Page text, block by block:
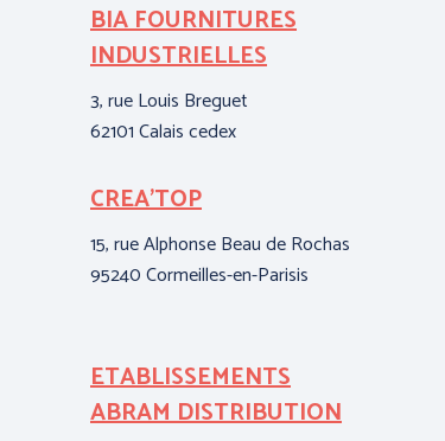
BIA FOURNITURES
INDUSTRIELLES
3, rue Louis Breguet
62101 Calais cedex
CREA'TOP
15, rue Alphonse Beau de Rochas
95240 Cormeilles-en-Parisis
ETABLISSEMENTS
ABRAM DISTRIBUTION